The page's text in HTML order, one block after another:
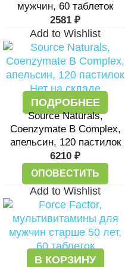
мужчин, 60 таблеток
2581 ₽
Add to Wishlist
Нет на складе
ПОДРОБНЕЕ
Source Naturals,
Coenzymate B Complex,
апельсин, 120 пастилок
6210 ₽
ОПОВЕСТИТЬ
Add to Wishlist
В КОРЗИНУ